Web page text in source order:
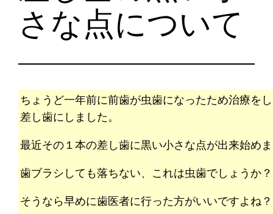
さな点について
ちょうど一年前に前歯が虫歯になったため治療を
差し歯にしました。
最近その１本の差し歯に黒い小さな点が出来始め
歯ブラシしても落ちない、これは虫歯でしょうか
そうなら早めに歯医者に行った方がいいですよね